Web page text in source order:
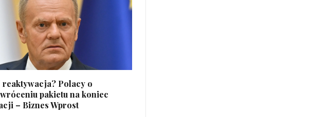
reaktywacja? Polacy o
pakietu na koniec
– Biznes Wprost